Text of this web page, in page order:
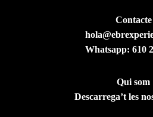
Contacte
Whatsapp: 610
Qui som
Descarrega’t les